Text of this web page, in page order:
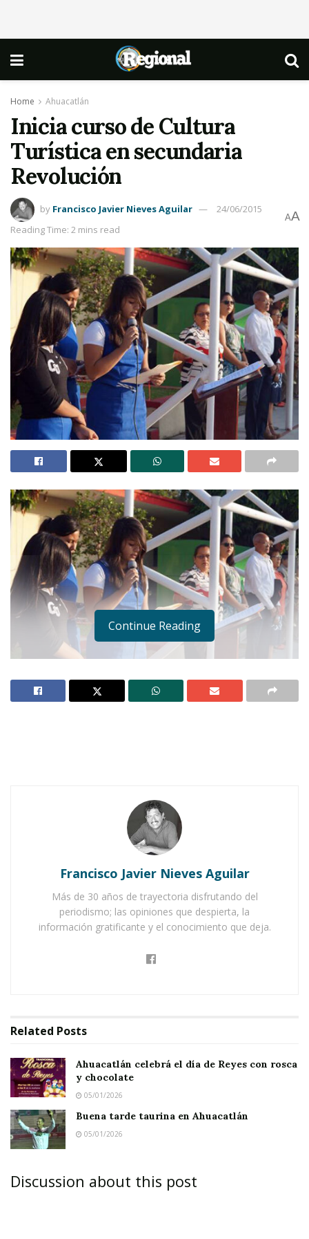
Home Ahuacatlán
Inicia curso de Cultura
Turística en secundaria
Revolución
by Francisco Javier Nieves Aguilar
24/06/2015
Reading Time: 2 mins read
AA
Buena tarde taurina en Ahuacatlán
AHUACATLÁN.-Con la presencia de algunos
Continue Reading
Francisco Javier Nieves Aguilar
Más de 30 años de trayectoria disfrutando del
periodismo; las opiniones que despierta, la
información gratificante y el conocimiento que deja.
Related Posts
Ahuacatlán celebrá el día de Reyes con rosca
y chocolate
05/01/2026
Buena tarde taurina en Ahuacatlán
05/01/2026
Discussion about this post